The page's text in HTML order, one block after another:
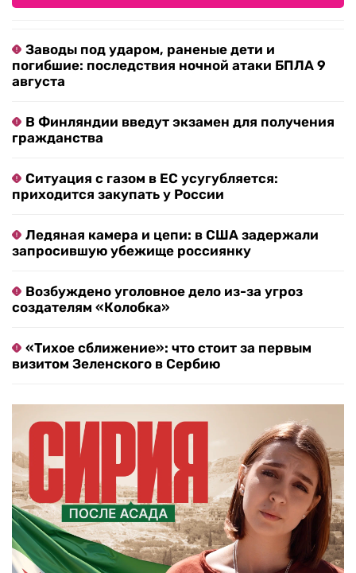
Заводы под ударом, раненые дети и
погибшие: последствия ночной атаки БПЛА 9
августа
В Финляндии введут экзамен для получения
гражданства
Ситуация с газом в ЕС усугубляется:
приходится закупать у России
Ледяная камера и цепи: в США задержали
запросившую убежище россиянку
Возбуждено уголовное дело из-за угроз
создателям «Колобка»
«Тихое сближение»: что стоит за первым
визитом Зеленского в Сербию